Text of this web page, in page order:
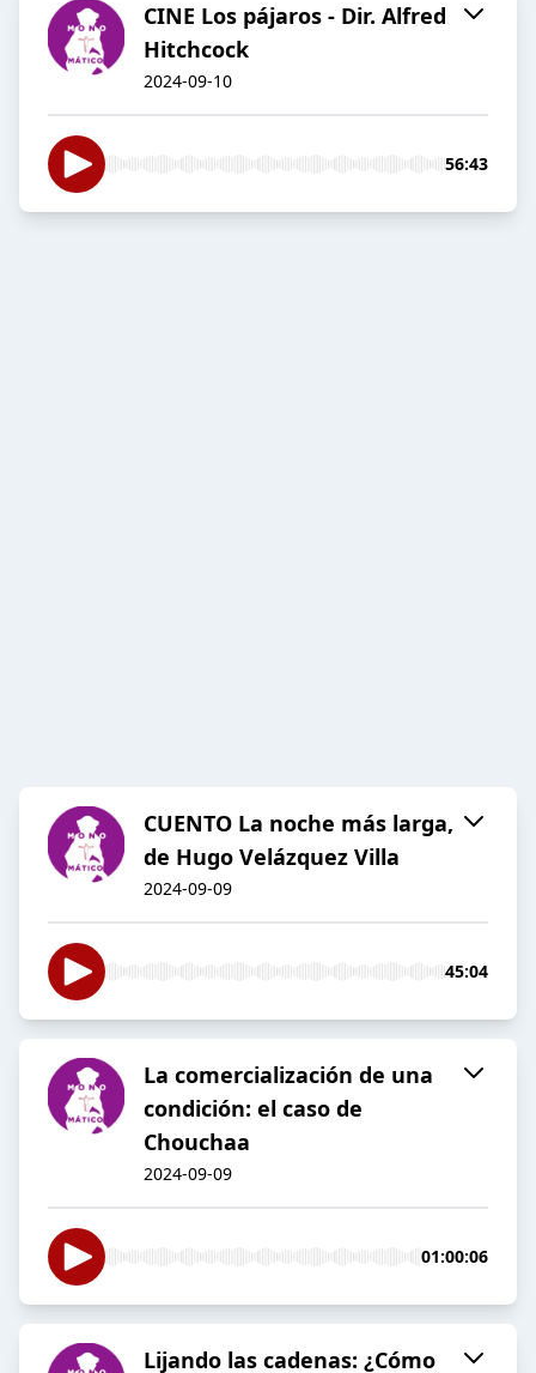
CINE Los pájaros - Dir. Alfred
Hitchcock
2024-09-10
56:43
CUENTO La noche más larga,
de Hugo Velázquez Villa
2024-09-09
45:04
La comercialización de una
condición: el caso de
Chouchaa
2024-09-09
01:00:06
Lijando las cadenas: ¿Cómo